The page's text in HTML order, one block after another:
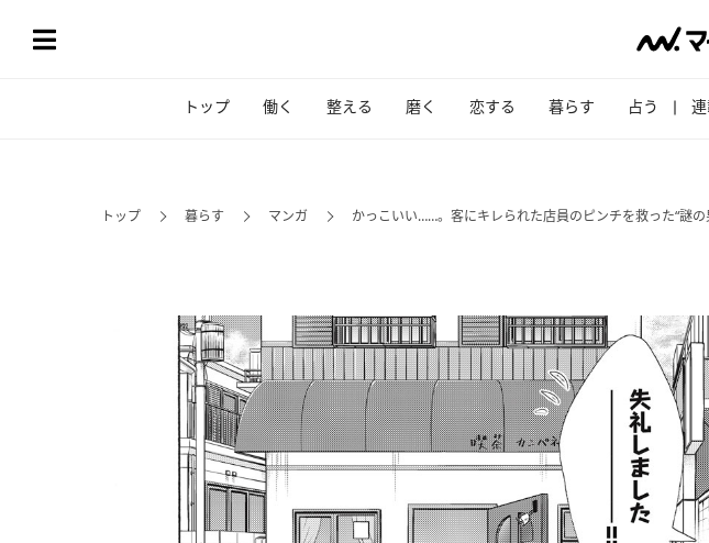
トップ 働く 整える 磨く 恋する 暮らす 占う
トップ 暮らす マンガ かっこいい……。客にキレられた店員のピンチを救った“謎